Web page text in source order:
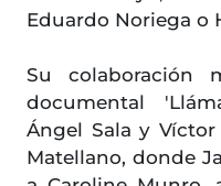
Eduardo Noriega o
Su colaboración
documental
Ángel Sala y
Matellano, donde